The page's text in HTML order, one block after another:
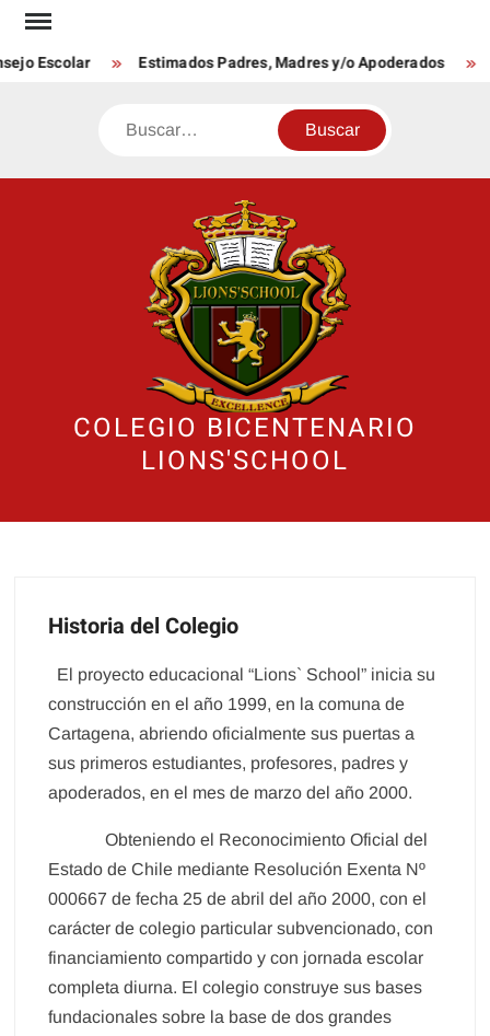
Saltar
contenido
Escolar Estimados Padres, Madres y/o Apoderados
Buscar
COLEGIO BICENTENARIO
LIONS'SCHOOL
Historia del Colegio
El proyecto educacional “Lions` School” inicia su
construcción en el año 1999, en la comuna de
Cartagena, abriendo oficialmente sus puertas a
sus primeros estudiantes, profesores, padres y
apoderados, en el mes de marzo del año 2000.
Obteniendo el Reconocimiento Oficial del
Estado de Chile mediante Resolución Exenta Nº
000667 de fecha 25 de abril del año 2000, con el
carácter de colegio particular subvencionado, con
financiamiento compartido y con jornada escolar
completa diurna. El colegio construye sus bases
fundacionales sobre la base de dos grandes